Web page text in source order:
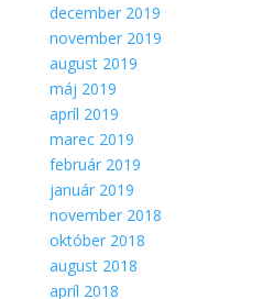
december 2019
november 2019
august 2019
máj 2019
apríl 2019
marec 2019
február 2019
január 2019
november 2018
október 2018
august 2018
apríl 2018